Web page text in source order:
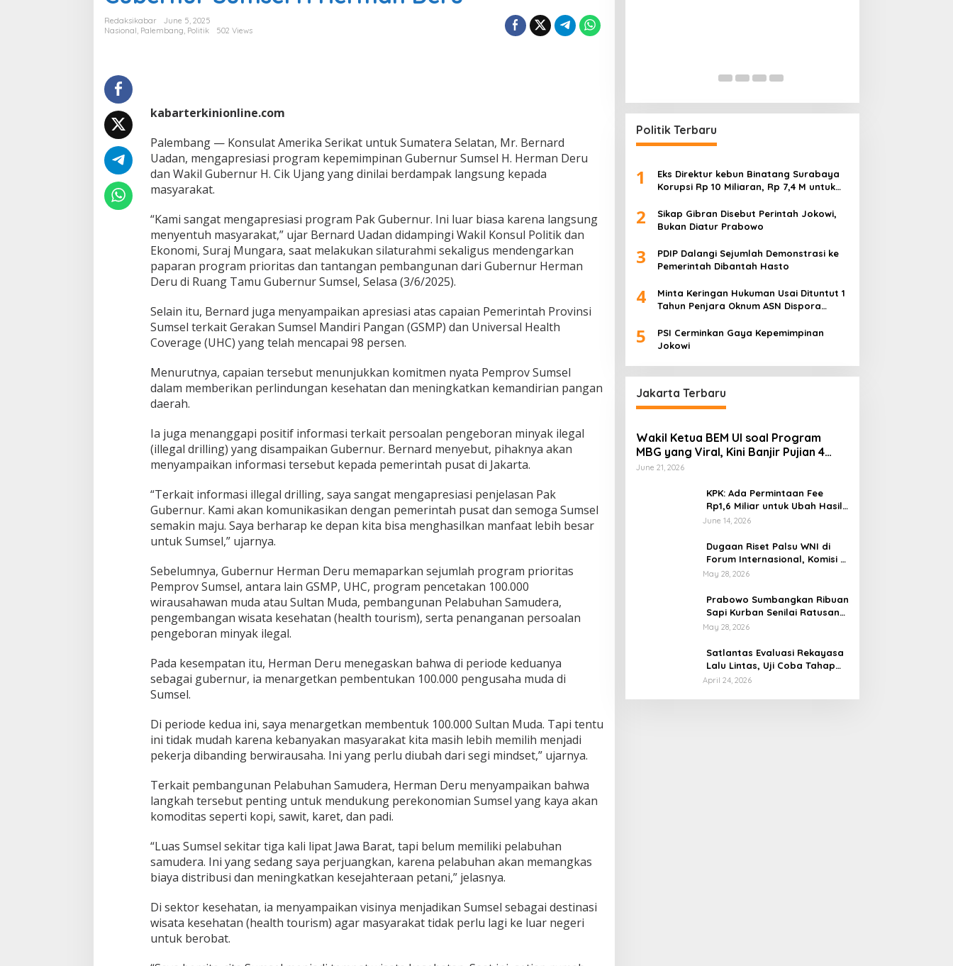
a
t
e
s
a
s
P
r
g
r
a
m
U
n
g
u
l
a
G
u
n
u
r
u
m
s
e
l
e
r
m
a
n
D
r
u
Redaksikabar
June 5, 2025
Nasional Palembang Politik 502 Views
kabarterkinionline.com
Palembang — Konsulat Amerika Serikat untuk Sumatera Selatan, Mr. Bernard
Uadan, mengapresiasi program kepemimpinan Gubernur Sumsel H. Herman Deru
dan Wakil Gubernur H. Cik Ujang yang dinilai berdampak langsung kepada
masyarakat.
“Kami sangat mengapresiasi program Pak Gubernur. Ini luar biasa karena langsung
menyentuh masyarakat,” ujar Bernard Uadan didampingi Wakil Konsul Politik dan
Ekonomi, Suraj Mungara, saat melakukan silaturahmi sekaligus mendengarkan
paparan program prioritas dan tantangan pembangunan dari Gubernur Herman
Deru di Ruang Tamu Gubernur Sumsel, Selasa (3/6/2025).
Selain itu, Bernard juga menyampaikan apresiasi atas capaian Pemerintah Provinsi
Sumsel terkait Gerakan Sumsel Mandiri Pangan (GSMP) dan Universal Health
Coverage (UHC) yang telah mencapai 98 persen.
Menurutnya, capaian tersebut menunjukkan komitmen nyata Pemprov Sumsel
dalam memberikan perlindungan kesehatan dan meningkatkan kemandirian pangan
daerah.
Ia juga menanggapi positif informasi terkait persoalan pengeboran minyak ilegal
(illegal drilling) yang disampaikan Gubernur. Bernard menyebut, pihaknya akan
menyampaikan informasi tersebut kepada pemerintah pusat di Jakarta.
“Terkait informasi illegal drilling, saya sangat mengapresiasi penjelasan Pak
Gubernur. Kami akan komunikasikan dengan pemerintah pusat dan semoga Sumsel
semakin maju. Saya berharap ke depan kita bisa menghasilkan manfaat lebih besar
untuk Sumsel,” ujarnya.
Sebelumnya, Gubernur Herman Deru memaparkan sejumlah program prioritas
Pemprov Sumsel, antara lain GSMP, UHC, program pencetakan 100.000
wirausahawan muda atau Sultan Muda, pembangunan Pelabuhan Samudera,
pengembangan wisata kesehatan (health tourism), serta penanganan persoalan
pengeboran minyak ilegal.
Pada kesempatan itu, Herman Deru menegaskan bahwa di periode keduanya
sebagai gubernur, ia menargetkan pembentukan 100.000 pengusaha muda di
Sumsel.
Di periode kedua ini, saya menargetkan membentuk 100.000 Sultan Muda. Tapi tentu
ini tidak mudah karena kebanyakan masyarakat kita masih lebih memilih menjadi
pekerja dibanding berwirausaha. Ini yang perlu diubah dari segi mindset,” ujarnya.
Terkait pembangunan Pelabuhan Samudera, Herman Deru menyampaikan bahwa
langkah tersebut penting untuk mendukung perekonomian Sumsel yang kaya akan
komoditas seperti kopi, sawit, karet, dan padi.
“Luas Sumsel sekitar tiga kali lipat Jawa Barat, tapi belum memiliki pelabuhan
samudera. Ini yang sedang saya perjuangkan, karena pelabuhan akan memangkas
biaya distribusi dan meningkatkan kesejahteraan petani,” jelasnya.
Di sektor kesehatan, ia menyampaikan visinya menjadikan Sumsel sebagai destinasi
wisata kesehatan (health tourism) agar masyarakat tidak perlu lagi ke luar negeri
untuk berobat.
Politik Terbaru
1
Eks Direktur kebun Binatang Surabaya
Korupsi Rp 10 Miliaran, Rp 7,4 M untuk
Bersalah
2
Sikap Gibran Disebut Perintah Jokowi,
Bukan Diatur Prabowo
3
PDIP Dalangi Sejumlah Demonstrasi ke
Pemerintah Dibantah Hasto
4
Minta Keringan Hukuman Usai Dituntut 1
Tahun Penjara Oknum ASN Dispora
5
PSI Cerminkan Gaya Kepemimpinan
Jokowi
Jakarta Terbaru
Wakil Ketua BEM UI soal Program
MBG yang Viral, Kini Banjir Pujian 4
Poin Kritik Fatimah Azzahra
June 21, 2026
KPK: Ada Permintaan Fee
Rp1,6 Miliar untuk Ubah Hasil
Audit di Muara Enim di OTT
June 14, 2026
Dugaan Riset Palsu WNI di
Forum Internasional, Komisi X
DPR Desak Investigasi dan
May 28, 2026
Prabowo Sumbangkan Ribuan
Sapi Kurban Senilai Ratusan
Miliar Rupiah, Begini
May 28, 2026
Satlantas Evaluasi Rekayasa
Lalu Lintas, Uji Coba Tahap
Dua Car Free Day Palembang
April 24, 2026